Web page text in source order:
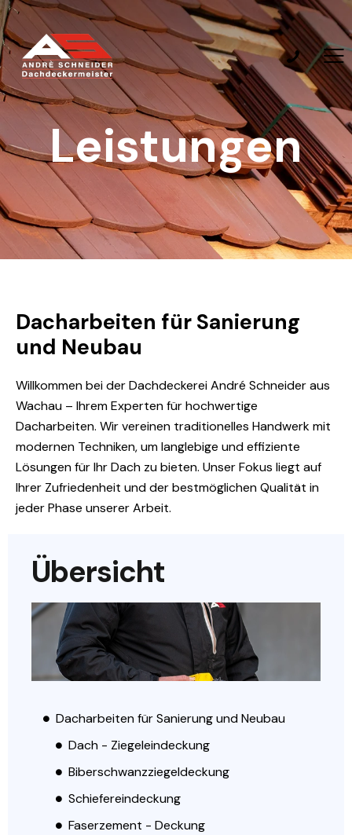
Leistungen
Dacharbeiten für Sanierung
und Neubau
Willkommen bei der Dachdeckerei André Schneider aus
Wachau – Ihrem Experten für hochwertige
Dacharbeiten. Wir vereinen traditionelles Handwerk mit
modernen Techniken, um langlebige und effiziente
Lösungen für Ihr Dach zu bieten. Unser Fokus liegt auf
Ihrer Zufriedenheit und der bestmöglichen Qualität in
jeder Phase unserer Arbeit.
Übersicht
Dacharbeiten für Sanierung und Neubau
Dach - Ziegeleindeckung
Biberschwanzziegeldeckung
Schiefereindeckung
Faserzement - Deckung